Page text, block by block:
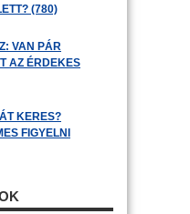
(780)
VAN PÁR
AZ ÉRDEKES
KERES?
FIGYELNI